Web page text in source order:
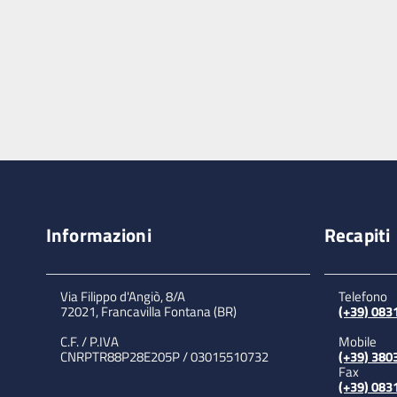
Informazioni
Via Filippo d'Angiò, 8/A
72021, Francavilla Fontana (BR)
C.F. / P.IVA
CNRPTR88P28E205P / 03015510732
Recapiti
Telefono
(+39)
Mobile
(+39)
Fax
(+39)